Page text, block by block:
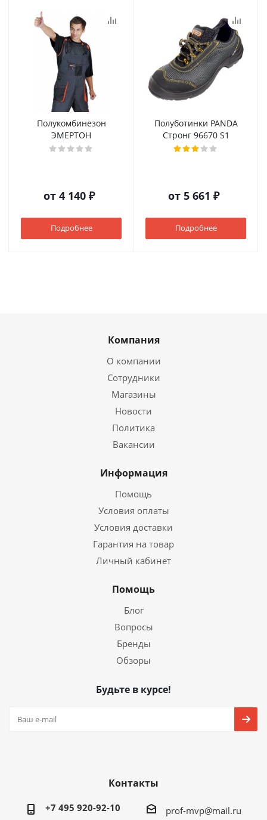
Полукомбинезон
ЭМЕРТОН
от 4 140 ₽
Подробнее
Полуботинки PANDA
Стронг 96670 S1
от 5 661 ₽
Подробнее
Компания
О компании
Сотрудники
Магазины
Новости
Политика
Вакансии
Информация
Помощь
Условия оплаты
Условия доставки
Гарантия на товар
Личный кабинет
Помощь
Блог
Вопросы
Бренды
Обзоры
Будьте в курсе!
Контакты
+7 495 920-92-10 prof-mvp@mail.ru